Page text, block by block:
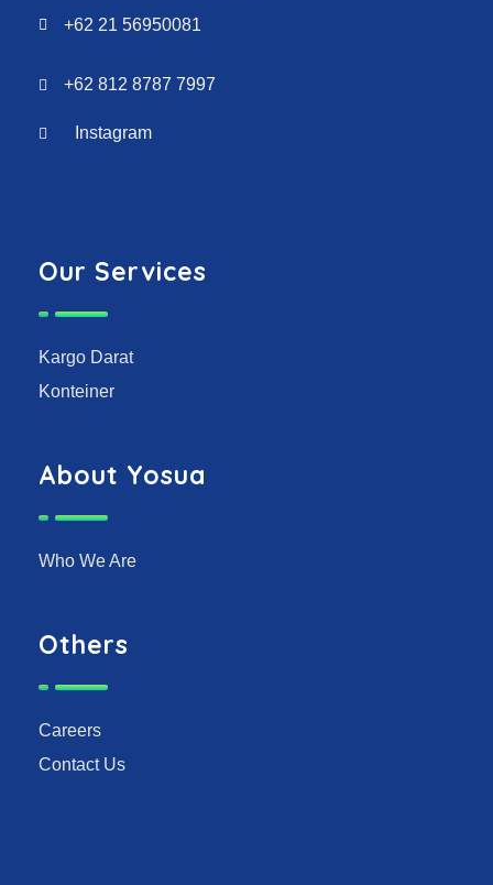
+62 21 56950081
+62 812 8787 7997
Instagram
Our Services
Kargo Darat
Konteiner
About Yosua
Who We Are
Others
Careers
Contact Us